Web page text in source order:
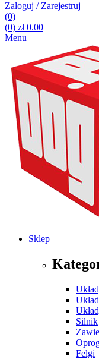
Zaloguj / Zarejestruj
(0)
(0) zł0.00
Menu
Sklep
Silnik
Felgi